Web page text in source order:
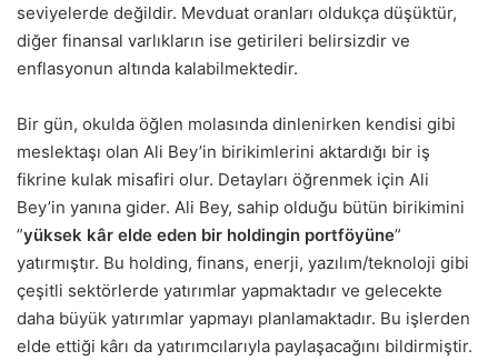
seviyelerde değildir. Mevduat oranları oldukça düşüktür,
diğer finansal varlıkların ise getirileri belirsizdir ve
enflasyonun altında kalabilmektedir.
Bir gün, okulda öğlen molasında dinlenirken kendisi gibi
meslektaşı olan Ali Bey’in birikimlerini aktardığı bir iş
fikrine kulak misafiri olur. Detayları öğrenmek için Ali
Bey’in yanına gider. Ali Bey, sahip olduğu bütün birikimini
”yüksek kâr elde eden bir holdingin portföyüne”
yatırmıştır. Bu holding, finans, enerji, yazılım/teknoloji gibi
çeşitli sektörlerde yatırımlar yapmaktadır ve gelecekte
daha büyük yatırımlar yapmayı planlamaktadır. Bu işlerden
elde ettiği kârı da yatırımcılarıyla paylaşacağını bildirmiştir.